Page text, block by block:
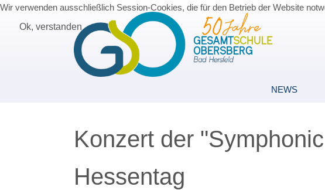
NEWS
Konzert der
Hessentag
Wir verwenden ausschließlich Session-Cookies, die für den Betrieb der Website
Ok, verstanden